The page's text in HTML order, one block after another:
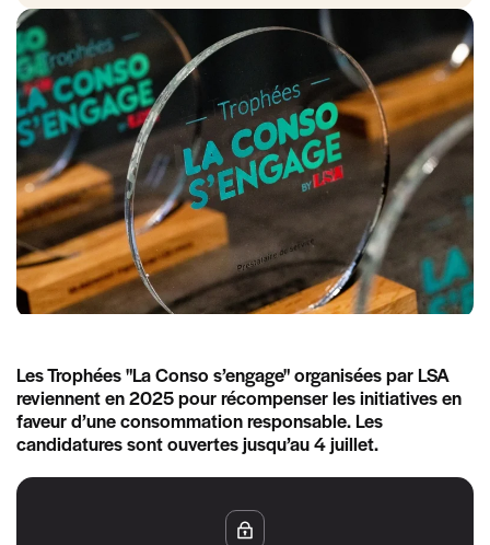
Les Trophées "La Conso s’engage" organisées par LSA
reviennent en 2025 pour récompenser les initiatives en
faveur d’une consommation responsable. Les
candidatures sont ouvertes jusqu’au 4 juillet.